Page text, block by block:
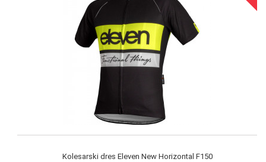
Kolesarski dres Eleven New Horizontal F150